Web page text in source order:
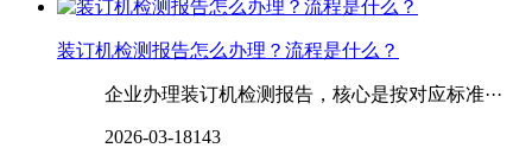
装订机检测报告怎么办理？流程是什么？
企业办理装订机检测报告，核心是按对应标准···
2026-03-18143